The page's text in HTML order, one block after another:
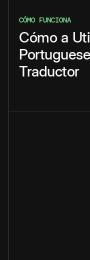
CÓMO FUNCIONA
Cómo a
Portuguese
Traductor